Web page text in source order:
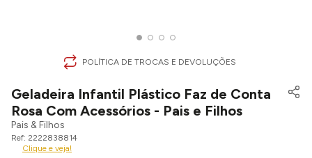
POLÍTICA DE TROCAS E DEVOLUÇÕES
Geladeira Infantil Plástico Faz de Conta
Rosa Com Acessórios - Pais e Filhos
Pais & Filhos
2222838814
Clique e veja!